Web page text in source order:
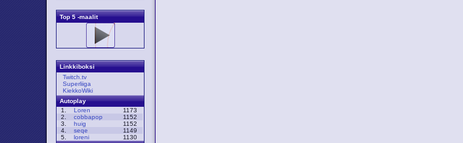
Top 5 -maalit
Linkkiboksi
Twitch.tv
Superliiga
KiekkoWiki
Autoplay
1.
Loren
1173
2.
cobbapop
1152
3.
huig
1152
4.
seqe
1149
5.
loreni
1130